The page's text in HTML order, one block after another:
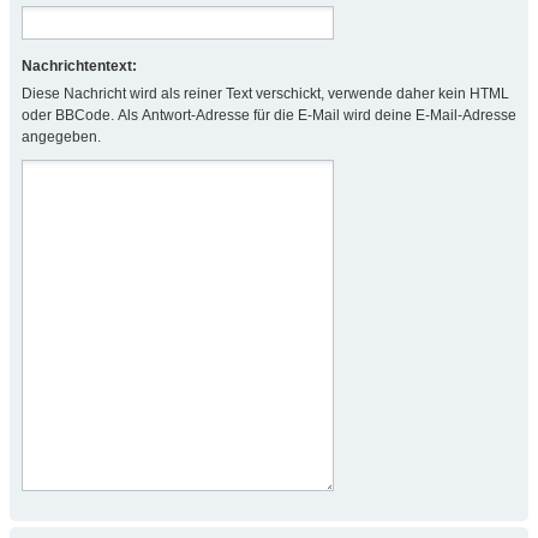
Nachrichtentext:
Diese Nachricht wird als reiner Text verschickt, verwende daher kein HTML
oder BBCode. Als Antwort-Adresse für die E-Mail wird deine E-Mail-Adresse
angegeben.